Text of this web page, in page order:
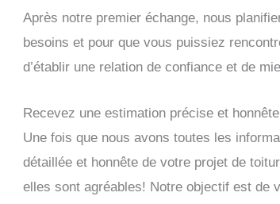
Après notre premier échange, nous
besoins et pour que vous puissiez
d’établir une relation de confiance et de
Recevez une estimation précise et honnête
Une fois que nous avons toutes les
détaillée et honnête de votre projet de
elles sont agréables! Notre objectif est de